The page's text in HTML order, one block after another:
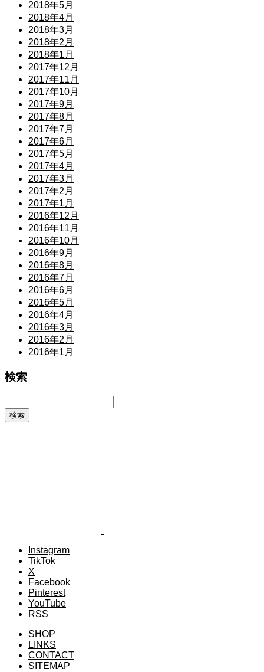
2018年5月
2018年4月
2018年3月
2018年2月
2018年1月
2017年12月
2017年11月
2017年10月
2017年9月
2017年8月
2017年7月
2017年6月
2017年5月
2017年4月
2017年3月
2017年2月
2017年1月
2016年12月
2016年11月
2016年10月
2016年9月
2016年8月
2016年7月
2016年6月
2016年5月
2016年4月
2016年3月
2016年2月
2016年1月
検索
Instagram
TikTok
X
Facebook
Pinterest
YouTube
RSS
SHOP
LINKS
CONTACT
SITEMAP